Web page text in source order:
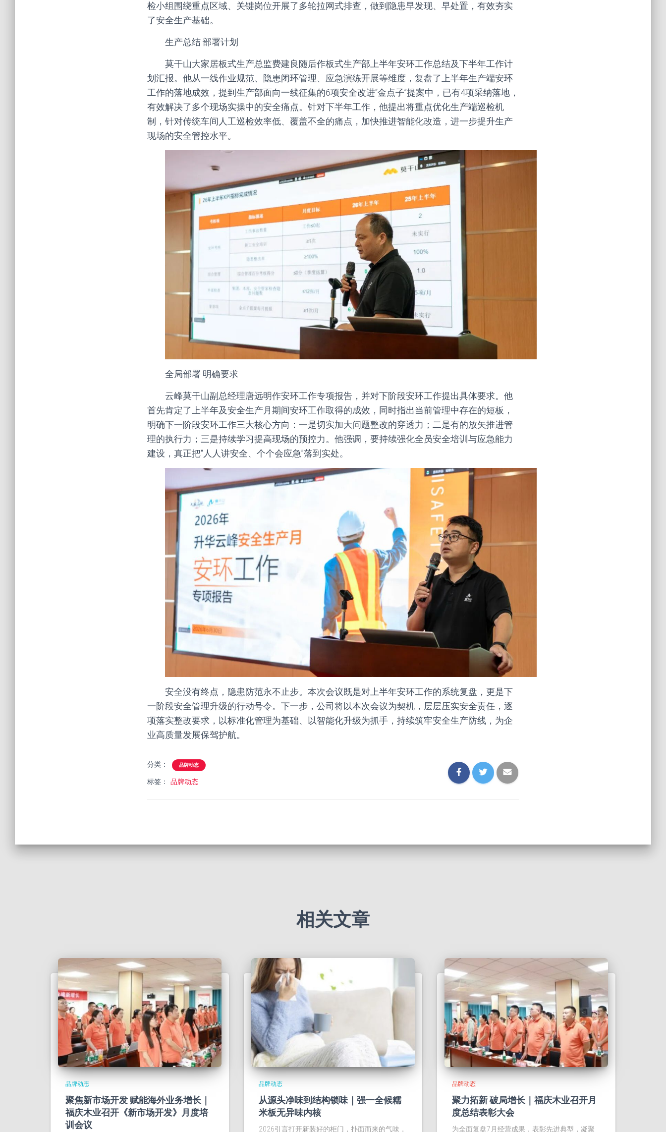
检小组围绕重点区域、关键岗位开展了多轮拉网式排查，做到隐患早发现、早处置，有效夯实
了安全生产基础。
生产总结 部署计划
莫干山大家居板式生产总监费建良随后作板式生产部上半年安环工作总结及下半年工作计
划汇报。他从一线作业规范、隐患闭环管理、应急演练开展等维度，复盘了上半年生产端安环
工作的落地成效，提到生产部面向一线征集的6项安全改进“金点子”提案中，已有4项采纳落地，
有效解决了多个现场实操中的安全痛点。针对下半年工作，他提出将重点优化生产端巡检机
制，针对传统车间人工巡检效率低、覆盖不全的痛点，加快推进智能化改造，进一步提升生产
现场的安全管控水平。
全局部署 明确要求
云峰莫干山副总经理唐远明作安环工作专项报告，并对下阶段安环工作提出具体要求。他
首先肯定了上半年及安全生产月期间安环工作取得的成效，同时指出当前管理中存在的短板，
明确下一阶段安环工作三大核心方向：一是切实加大问题整改的穿透力；二是有的放矢推进管
理的执行力；三是持续学习提高现场的预控力。他强调，要持续强化全员安全培训与应急能力
建设，真正把“人人讲安全、个个会应急”落到实处。
安全没有终点，隐患防范永不止步。本次会议既是对上半年安环工作的系统复盘，更是下
一阶段安全管理升级的行动号令。下一步，公司将以本次会议为契机，层层压实安全责任，逐
项落实整改要求，以标准化管理为基础、以智能化升级为抓手，持续筑牢安全生产防线，为企
业高质量发展保驾护航。
分类： 品牌动态
标签： 品牌动态
相关文章
品牌动态
聚焦新市场开发 赋能海外业务增长｜
福庆木业召开《新市场开发》月度培
训会议
品牌动态
从源头净味到结构锁味｜强一全候糯
米板无异味内核
2026引言打开新装好的柜门，扑面而来的气味，
品牌动态
聚力拓新 破局增长｜福庆木业召开月
度总结表彰大会
为全面复盘7月经营成果，表彰先进典型，凝聚